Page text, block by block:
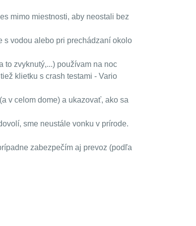
mimo miestnosti, aby neostali bez
s vodou alebo pri prechádzaní okolo
to zvyknutý,...) používam na noc
klietku s crash testami - Vario
v celom dome) a ukazovať, ako sa
sme neustále vonku v prírode.
zabezpečím aj prevoz (podľa